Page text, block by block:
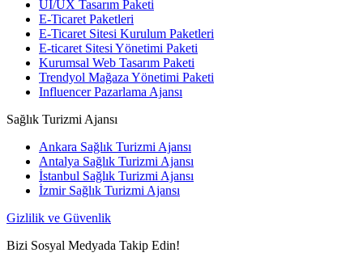
UI/UX Tasarım Paketi
E-Ticaret Paketleri
E-Ticaret Sitesi Kurulum Paketleri
E-ticaret Sitesi Yönetimi Paketi
Kurumsal Web Tasarım Paketi
Trendyol Mağaza Yönetimi Paketi
Influencer Pazarlama Ajansı
Sağlık Turizmi Ajansı
Ankara Sağlık Turizmi Ajansı
Antalya Sağlık Turizmi Ajansı
İstanbul Sağlık Turizmi Ajansı
İzmir Sağlık Turizmi Ajansı
Gizlilik ve Güvenlik
Bizi Sosyal Medyada Takip Edin!